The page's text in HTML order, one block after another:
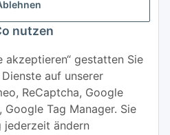
nutzen
akzeptieren“ gestatten Sie
auf unserer
ReCaptcha, Google
Tag Manager. Sie
jederzeit ändern